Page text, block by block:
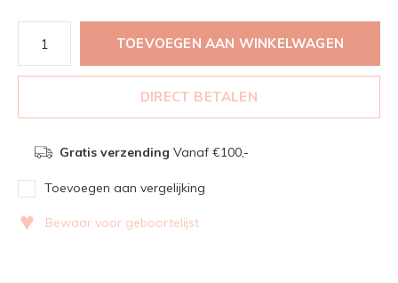
TOEVOEGEN AAN WINKELWAGEN
DIRECT BETALEN
Gratis verzending Vanaf €100,-
Toevoegen aan vergelijking
♥ Bewaar voor geboortelijst